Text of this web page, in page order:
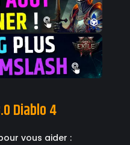
Diablo 4
vous aider :